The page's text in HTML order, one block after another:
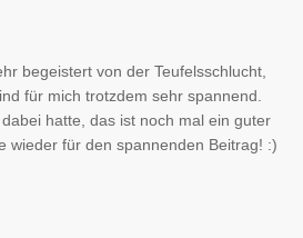
begeistert von der Teufelsschlucht,
für mich trotzdem sehr spannend.
hatte, das ist noch mal ein guter
wieder für den spannenden Beitrag! :)